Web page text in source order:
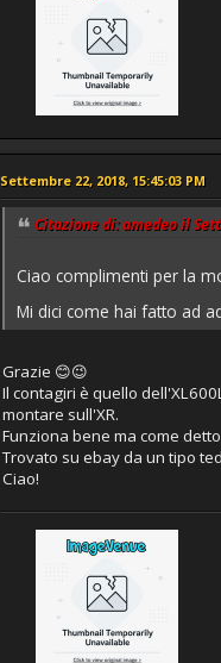
Settembre 22, 2018, 15:45:03 PM
Citazione di: amedeo il
Ciao complimenti per la
Mi dici come hai fatto ad
Grazie 😊😉
Il contagiri è quello
montare sull'XR.
Funziona bene ma come
Trovato su ebay da un tipo
Ciao!